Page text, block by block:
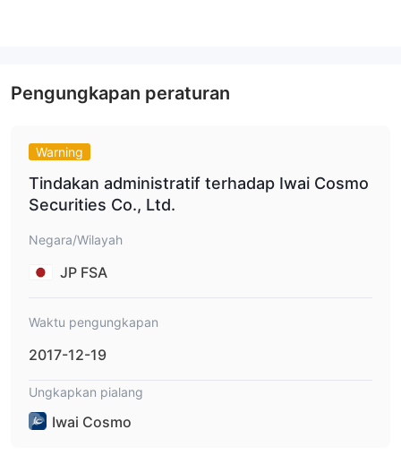
Penipuan？
resmi diakui dan diawasi oleh
perusahaan ini mematuhi standar regulasi yang ketat yang
ditetapkan di Jepang.
（金商）第15号, menunjukkan otorisasinya untuk beroperasi
dan menawarkan layanan keuangan dalam kerangka hukum
Kelebihan dan Kekurangan
Kelebihan:
Keuangan Jepang, memastikan kepatuhan terhadap standar
keuangan dan regulasi yang ketat, yang meningkatkan
Pengungkapan peraturan
Warning
Tindakan administratif terhadap Iwai Cosmo
Securities Co., Ltd.
Negara/Wilayah
JP FSA
Waktu pengungkapan
2017-12-19
Ungkapkan pialang
Iwai Cosmo